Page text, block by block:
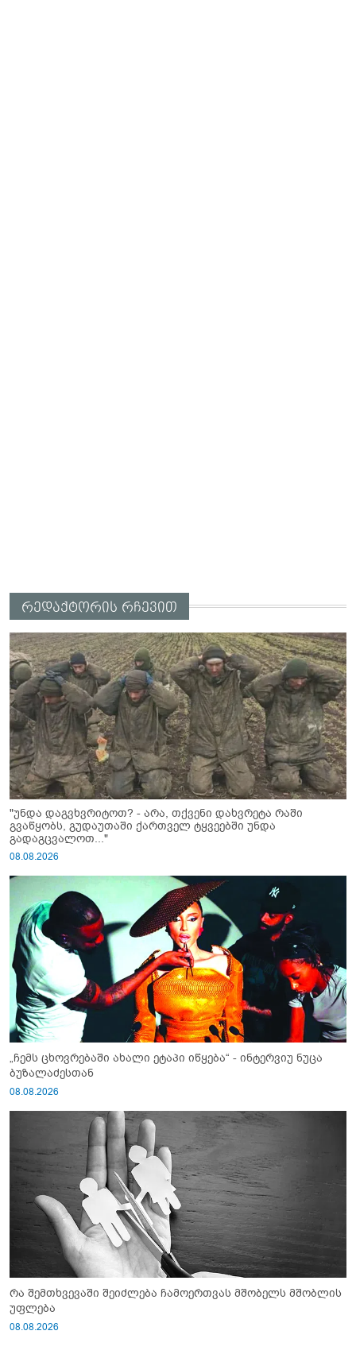
რედაქტორის რჩევით
"უნდა დაგვხვრიტოთ? - არა, თქვენი დახვრეტა რაში
გვაწყობს, გუდაუთაში ქართველ ტყვეებში უნდა
გადაგცვალოთ..."
08.08.2026
„ჩემს ცხოვრებაში ახალი ეტაპი იწყება“ - ინტერვიუ ნუცა
ბუზალაძესთან
08.08.2026
რა შემთხვევაში შეიძლება ჩამოერთვას მშობელს მშობლის
უფლება
08.08.2026